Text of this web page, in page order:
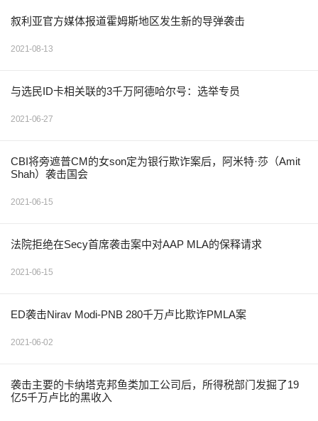
叙利亚官方媒体报道霍姆斯地区发生新的导弹袭击
2021-08-13
与选民ID卡相关联的3千万阿德哈尔号：选举专员
2021-06-27
CBI将旁遮普CM的女son定为银行欺诈案后，阿米特·莎（Amit
Shah）袭击国会
2021-06-15
法院拒绝在Secy首席袭击案中对AAP MLA的保释请求
2021-06-15
ED袭击Nirav Modi-PNB 280千万卢比欺诈PMLA案
2021-06-02
袭击主要的卡纳塔克邦鱼类加工公司后，所得税部门发掘了19
亿5千万卢比的黑收入